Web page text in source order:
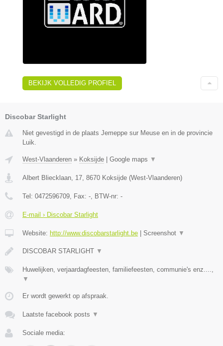
BEKIJK VOLLEDIG PROFIEL
Discobar Starlight
Niet gevestigd in de plaats Jemeppe sur Meuse en in de provincie
Luik.
West-Vlaanderen » Koksijde Google maps ▼
Albert Bliecklaan, 17 8670 Koksijde (West-Vlaanderen)
Tel: 0472596709 , Fax: - , BTW-nr: -
E-mail › Discobar Starlight
Website: http://www.discobarstarlight.be Screenshot ▼
DISCOBAR STARLIGHT ▼
Huwelijken, verjaardagfeesten, familiefeesten, communie's enz....,
▼
Er wordt gewerkt op afspraak.
Laatste facebook posts ▼
Sociale media: